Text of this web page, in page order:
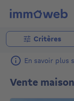
Critères
En savoir plus
Vente